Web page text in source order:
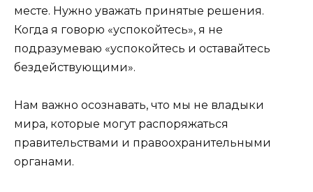
месте. Нужно уважать принятые решения.
Когда я говорю «успокойтесь», я не
подразумеваю «успокойтесь и оставайтесь
бездействующими».
Нам важно осознавать, что мы не владыки
мира, которые могут распоряжаться
правительствами и правоохранительными
органами.